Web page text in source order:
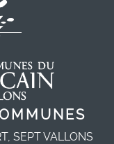
SEPT VALLONS